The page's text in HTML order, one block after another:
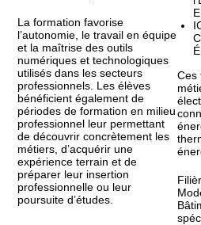
La formation favorise
l’autonomie, le travail en équipe
et la maîtrise des outils
numériques et technologiques
utilisés dans les secteurs
professionnels. Les élèves
bénéficient également de
périodes de formation en milieu
professionnel leur permettant
de découvrir concrètement les
métiers, d’acquérir une
expérience terrain et de
préparer leur insertion
professionnelle ou leur
poursuite d’études.
Ces